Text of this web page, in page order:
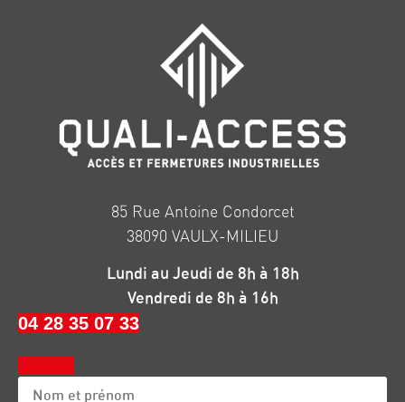
85 Rue Antoine Condorcet
38090 VAULX-MILIEU
Lundi au Jeudi de 8h à 18h
Vendredi de 8h à 16h
04 28 35 07 33